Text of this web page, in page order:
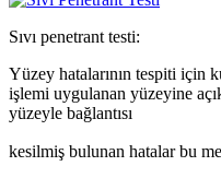
Sıvı penetrant testi:
Yüzey hatalarının tespiti için
işlemi uygulanan yüzeyine
yüzeyle bağlantısı
kesilmiş bulunan hatalar bu